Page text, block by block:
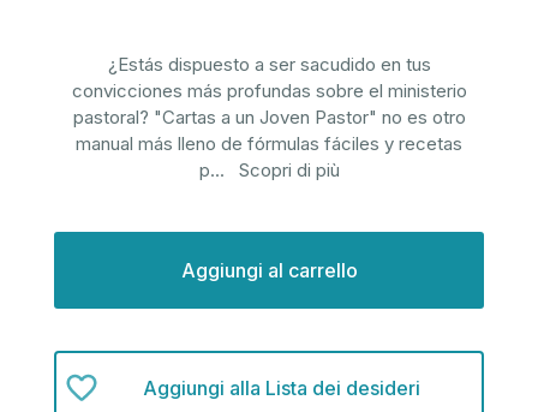
¿Estás dispuesto a ser sacudido en tus
convicciones más profundas sobre el ministerio
pastoral? "Cartas a un Joven Pastor" no es otro
manual más lleno de fórmulas fáciles y recetas
p... Scopri di più
Aggiungi alla Lista dei desideri